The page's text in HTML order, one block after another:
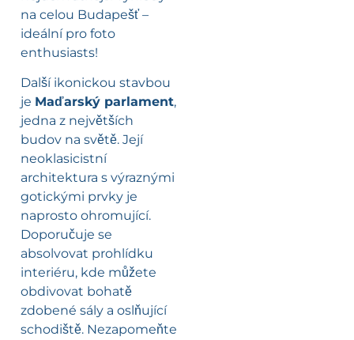
na celou Budapešť –
ideální pro foto
enthusiasts!
Další ikonickou stavbou
je Maďarský parlament,
jedna z největších
budov na světě. Její
neoklasicistní
architektura s výraznými
gotickými prvky je
naprosto ohromující.
Doporučuje se
absolvovat prohlídku
interiéru, kde můžete
obdivovat bohatě
zdobené sály a oslňující
schodiště. Nezapomeňte